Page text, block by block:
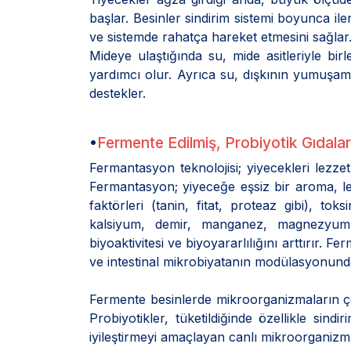
başlar. Besinler sindirim sistemi boyunca
ve sistemde rahatça hareket etmesini sağlar.
Mideye ulaştığında su, mide asitleriyle
yardımcı olur. Ayrıca su, dışkının
destekler.
•Fermente Edilmiş, Probiyotik
Fermantasyon teknolojisi; yiyecekleri
Fermantasyon; yiyeceğe eşsiz bir aroma,
faktörleri (tanin, fitat, proteaz gibi),
kalsiyum, demir, manganez,
biyoaktivitesi ve biyoyararlılığını arttırır.
ve intestinal mikrobiyatanın
Fermente besinlerde
Probiyotikler, tüketildiğinde özellikle
iyileştirmeyi amaçlayan canlı